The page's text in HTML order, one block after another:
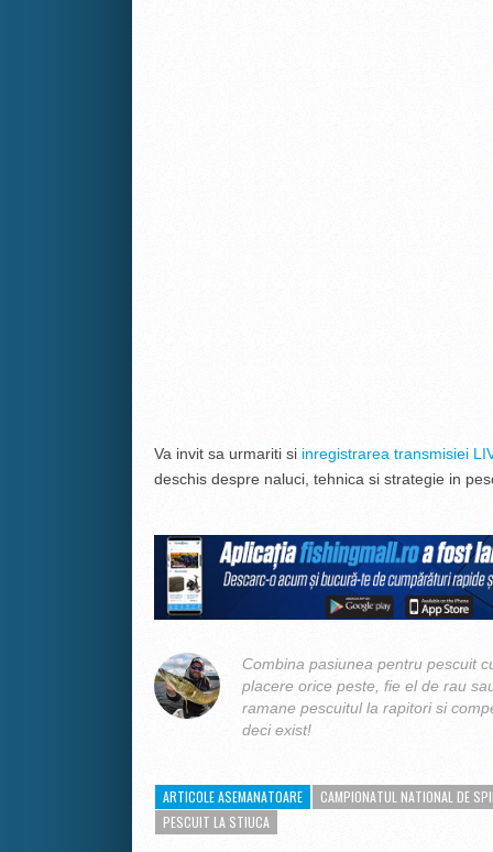
Va invit sa urmariti si inregistrarea transmisiei
deschis despre naluci, tehnica si strategie in
Combina pasiunea pentru pescuit
placere orice peste, fie el de rau
ramane pescuitul la rapitori si
deci exist!
ARTICOLE ASEMANATOARE
CAMPIONATUL NATIONAL DE
PESCUIT LA STIUCA